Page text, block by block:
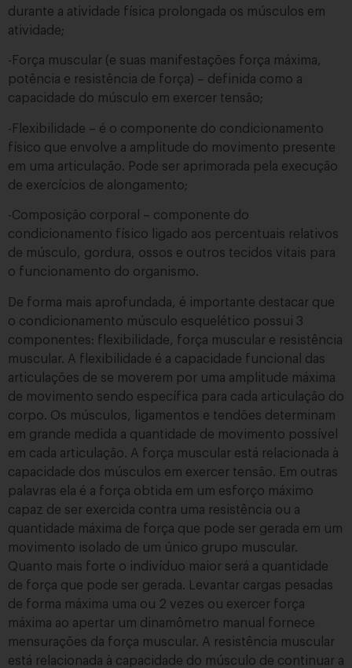
durante a atividade física prolongada os músculos em
atividade;
-Força muscular (e suas manifestações força máxima,
potência e resistência de força) – definida como a
capacidade do músculo em exercer tensão;
-Flexibilidade – é o componente do condicionamento
físico que envolve a amplitude do movimento presente
em uma articulação. Pode ser aprimorada pela execução
de exercícios de alongamento;
-Composição corporal – componente do
condicionamento físico ligado aos percentuais relativos
de músculo, gordura, ossos e outros tecidos vitais para
o funcionamento do organismo.
De forma mais aprofundada, é importante destacar que
o condicionamento músculo esquelético possui 3
componentes: flexibilidade, força muscular e resistência
muscular. A flexibilidade é a capacidade funcional das
articulações de se moverem por uma amplitude máxima
de movimento sendo específica para cada articulação do
corpo. Os músculos, ligamentos e tendões determinam
em grande medida a quantidade de movimento possível
em cada articulação. A força muscular está relacionada à
capacidade dos músculos em exercer tensão. Em outras
palavras ela é a força obtida em um esforço máximo
capaz de ser exercida contra uma resistência ou a
quantidade máxima de força que pode ser gerada em um
movimento isolado de um único grupo muscular.
Quanto mais forte o indivíduo maior será a quantidade
de força que pode ser gerada. Levantar cargas pesadas
de forma máxima uma ou 2 vezes ou exercer força
máxima ao apertar um dinamômetro manual fornece
mensurações da força muscular. A resistência muscular
está relacionada à capacidade do músculo de continuar a